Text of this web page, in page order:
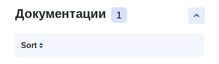
keyboard_arrow_up
Документации 1
Sort